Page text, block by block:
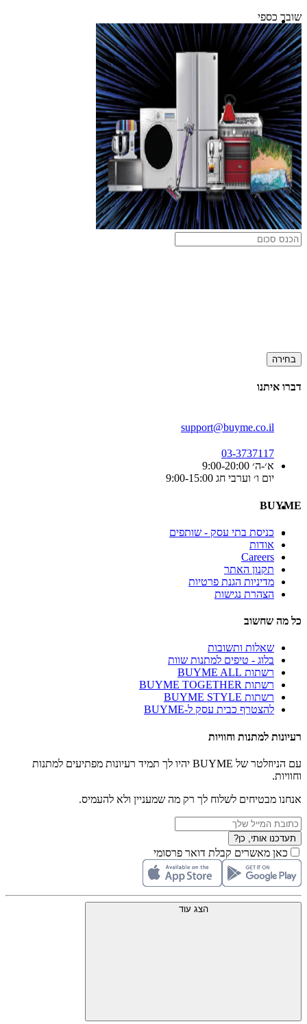
שובר כספי
בחירה
דברו איתנו
support@buyme.co.il
03-3737117
א׳-ה׳ 9:00-20:00
יום ו׳ וערבי חג 9:00-15:00
BUYME
כניסת בתי עסק - שותפים
אודות
Careers
תקנון האתר
מדיניות הגנת פרטיות
הצהרת נגישות
כל מה שחשוב
שאלות ותשובות
בלוג - טיפים למתנות שוות
רשתות BUYME ALL
רשתות BUYME TOGETHER
רשתות BUYME STYLE
להצטרף כבית עסק ל-BUYME
רעיונות למתנות וחוויות
עם הניוזלטר של BUYME יהיו לך תמיד רעיונות מפתיעים למתנות
וחוויות.
אנחנו מבטיחים לשלוח לך רק מה שמעניין ולא להעמיס.
תעדכנו אותי, כן?
כאן מאשרים קבלת דואר פרסומי
הצג עוד